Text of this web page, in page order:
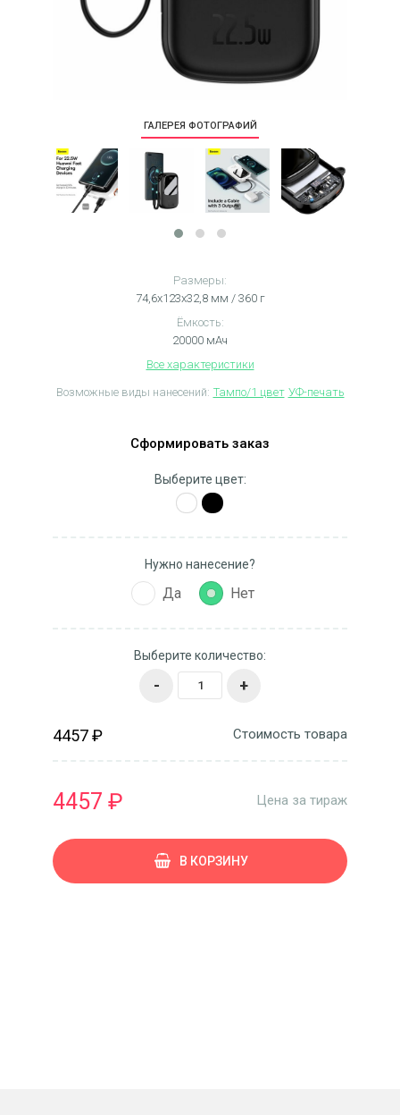
ГАЛЕРЕЯ ФОТОГРАФИЙ
Размеры:
74,6х123х32,8 мм / 360 г
Ёмкость:
20000 мАч
Все характеристики
Возможные виды нанесений: Тампо/1 цвет УФ-печать
Сформировать заказ
Выберите цвет:
Нужно нанесение?
Да Нет
Выберите количество:
- +
4457 ₽ Стоимость товара
4457 ₽ Цена за тираж
В КОРЗИНУ